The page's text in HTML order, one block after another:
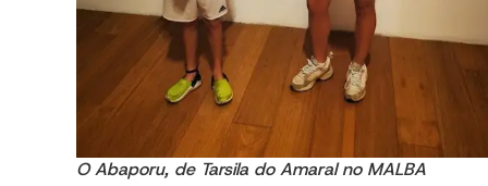
O Abaporu, de Tarsila do Amaral no MALBA